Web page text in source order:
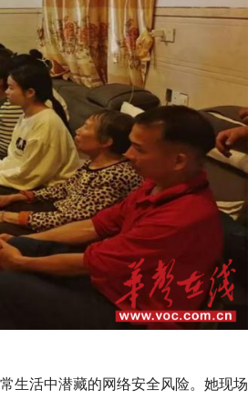
生活中潜藏的网络安全风险。她现场